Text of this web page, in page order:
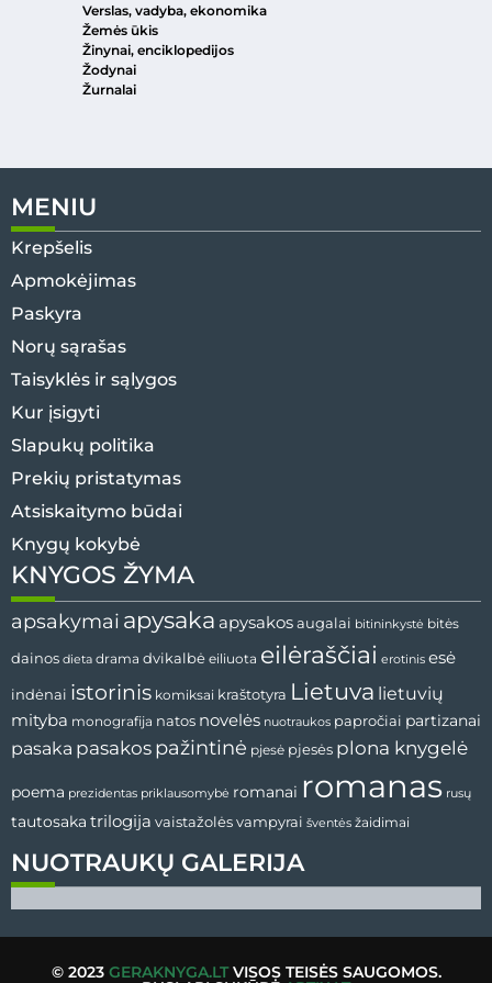
Verslas, vadyba, ekonomika
Žemės ūkis
Žinynai, enciklopedijos
Žodynai
Žurnalai
MENIU
Krepšelis
Apmokėjimas
Paskyra
Norų sąrašas
Taisyklės ir sąlygos
Kur įsigyti
Slapukų politika
Prekių pristatymas
Atsiskaitymo būdai
Knygų kokybė
NUOTRAUKŲ GALERIJA
KNYGOS ŽYMA
apsakymai apysaka apysakos augalai bitininkystė bitės
dainos dieta drama dvikalbė eiliuota eilėraščiai erotinis esė
indėnai istorinis komiksai kraštotyra Lietuva lietuvių
mityba monografija natos novelės nuotraukos papročiai partizanai
pasaka pasakos pažintinė pjesė pjesės plona knygelė
poema prezidentas priklausomybė romanai romanas rusų
tautosaka trilogija vaistažolėsvampyrai šventės žaidimai
© 2023 GERAKNYGA.LTVISOS TEISĖS SAUGOMOS.